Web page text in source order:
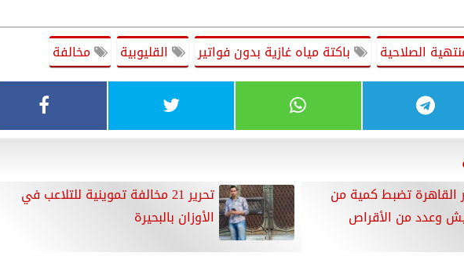
الصلاحية باكتة مياه غازية بدون فواتير القليوبية مخالفة
القاهرة تضبط كمية من
وعدد من الأقراص
تحرير 21 مخالفة تموينية للتلاعب في
الأوزان بالبحيرة